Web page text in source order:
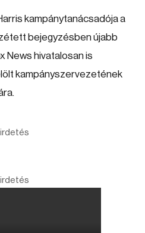
kampánytanácsadója a
bejegyzésben újabb
News hivatalosan is
kampányszervezetének